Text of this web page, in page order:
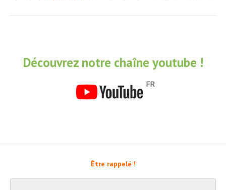
Découvrez notre chaîne youtube !
Être rappelé !